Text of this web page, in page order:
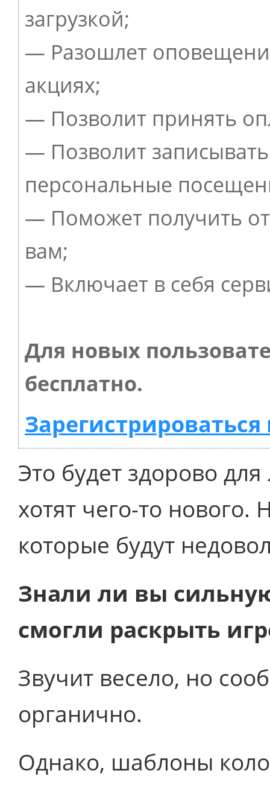
загрузкой;
— Разошлет
акциях;
— Позволит принять
— Позволит
персональные
— Поможет получить
вам;
— Включает в себя
Для новых
бесплатно.
Зарегистрироваться
Это будет здорово
хотят чего-то нового.
которые будут
Знали ли вы
смогли раскрыть
Звучит весело, но
органично.
Однако, шаблоны